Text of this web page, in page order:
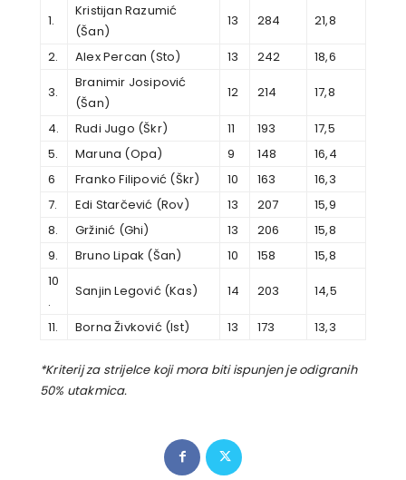
1.
Kristijan Razumić
(Šan)
13 284 21,8
2. Alex Percan (Sto) 13 242 18,6
3.
Branimir Josipović
(Šan)
12 214 17,8
4. Rudi Jugo (Škr) 11 193
17,5
5.
Maruna (Opa) 9 148
16,4
6
Franko Filipović (Škr) 10 163
16,3
7.
Edi Starčević (Rov) 13 207
15,9
8.
Gržinić (Ghi) 13 206
15,8
9.
Bruno Lipak (Šan) 10 158
15,8
10
.
Sanjin Legović (Kas) 14 203 14,5
11. Borna Živković (Ist) 13 173 13,3
*Kriterij za strijelce koji mora biti ispunjen je odigranih
50% utakmica.